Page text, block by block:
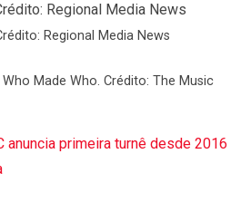
Regional Media News
Made Who. Crédito: The Music
anuncia primeira turnê desde 2016